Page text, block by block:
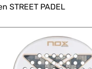
STREET PADEL